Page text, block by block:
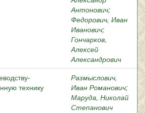
Антонович;
Федорович, Иван
Иванович;
Гончарков,
Алексей
Александрович
технику
Размыслович,
Иван Романович;
Маруда, Николай
Степанович